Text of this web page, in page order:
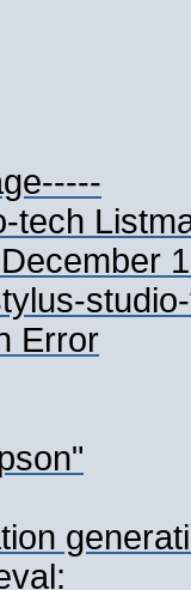
tech
Error